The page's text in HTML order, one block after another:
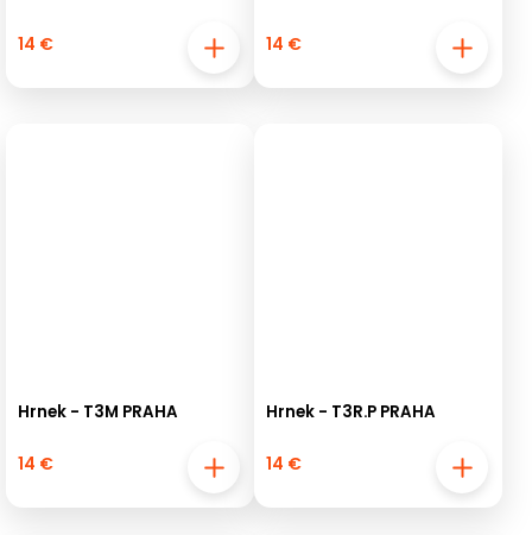
14 € 14 €
Hrnek - T3M PRAHA
14 €
Hrnek - T3R.P PRAHA
14 €